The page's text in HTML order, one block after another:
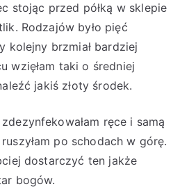
stojąc przed półką w sklepie
Rodzajów było pięć
kolejny brzmiał bardziej
wzięłam taki o średniej
jakiś złoty środek.
ręce i samą
po schodach w górę.
dostarczyć ten jakże
bogów.